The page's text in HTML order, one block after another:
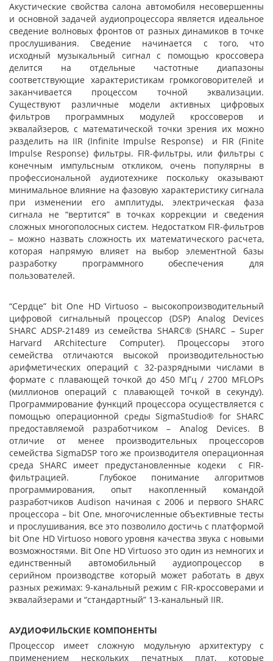
Акустические свойства салона автомобиля несовершенны
и основной задачей аудиопроцессора является идеальное
сведение волновых фронтов от разных динамиков в точке
прослушивания. Сведение начинается с того, что
исходный музыкальный сигнал с помощью кроссовера
делится на отдельные частотные диапазоны
соответствующие характеристикам громкоговорителей и
заканчивается процессом точной эквализации.
Существуют различные модели активных цифровых
фильтров программных модулей кроссоверов и
эквалайзеров, с математической точки зрения их можно
разделить на IIR (Infinite Impulse Response) и FIR (Finite
Impulse Response) фильтры. FIR-фильтры, или фильтры с
конечным импульсным откликом, очень популярны в
профессиональной аудиотехнике поскольку оказывают
минимальное влияние на фазовую характеристику сигнала
при изменении его амплитуды, электрическая фаза
сигнала не “вертится” в точках коррекции и сведения
сложных многополосных систем. Недостатком FIR-фильтров
– можно назвать сложность их математического расчета,
которая напрямую влияет на выбор элементной базы
разработку программного обеспечения для
пользователей.
“Сердце” bit One HD Virtuoso – высокопроизводительный
цифровой сигнальный процессор (DSP) Analog Devices
SHARC ADSP-21489 из семейства SHARC® (SHARC – Super
Harvard ARchitecture Computer). Процессоры этого
семейства отличаются высокой производительностью
арифметических операций с 32-разрядными числами в
формате с плавающей точкой до 450 МГц / 2700 MFLOPs
(миллионов операций с плавающей точкой в секунду).
Программирование функций процессора осуществляется с
помощью операционной среды SigmaStudio® for SHARC
предоставляемой разработчиком – Analog Devices. B
отличие от менее производительных процессоров
семейства SigmaDSP того же производителя операционная
среда SHARC имеет предустановленные кодеки c FIR-
фильтрацией. Глубокое понимание алгоритмов
программирования, опыт накопленный командой
разработчиков Audison начиная с 2006 и первого SHARC
процессора – bit One, многочисленные объективные тесты
и прослушивания, все это позволило достичь с платформой
bit One HD Virtuoso нового уровня качества звука с новыми
возможностями. Bit One HD Virtuoso это один из немногих и
единственный автомобильный аудиопроцессор в
серийном производстве который может работать в двух
разных режимах: 9-канальный режим с FIR-кроссоверами и
эквалайзерами и “стандартный” 13-канальный IIR.
АУДИОФИЛЬСКИЕ КОМПОНЕНТЫ
Процессор имеет сложную модульную архитектуру с
применением нескольких печатных плат, которые